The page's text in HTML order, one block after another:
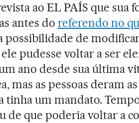
ao EL PAÍS que sua
antes do referendo no
possibilidade de
pudesse voltar a ser
ano desde sua última
mas as pessoas deram
tinha um mandato.
de que poderia voltar a